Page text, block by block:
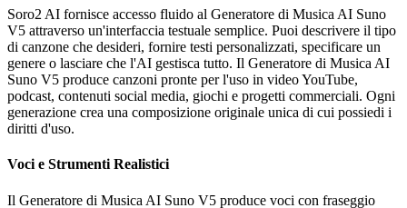
Soro2 AI fornisce accesso fluido al Generatore di Musica AI Suno
V5 attraverso un'interfaccia testuale semplice. Puoi descrivere il tipo
di canzone che desideri, fornire testi personalizzati, specificare un
genere o lasciare che l'AI gestisca tutto. Il Generatore di Musica AI
Suno V5 produce canzoni pronte per l'uso in video YouTube,
podcast, contenuti social media, giochi e progetti commerciali. Ogni
generazione crea una composizione originale unica di cui possiedi i
diritti d'uso.
Voci e Strumenti Realistici
Il Generatore di Musica AI Suno V5 produce voci con fraseggio